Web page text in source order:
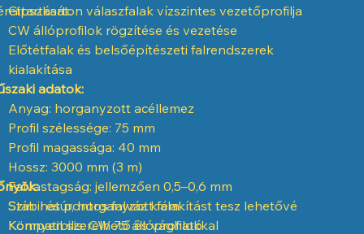
Gipszkarton válaszfalak vízszintes vezetőprofilja
CW állóprofilok rögzítése és vezetése
Előtétfalak és belsőépítészeti falrendszerek
kialakítása
adatok:
Anyag: horganyzott acéllemez
Profil szélessége: 75 mm
Profil magassága: 40 mm
Hossz: 3000 mm (3 m)
Falvastagság: jellemzően 0,5–0,6 mm
Szín: natúr, horganyzott fém
Kompatibilis: CW 75 állóprofilokkal
Stabil és pontos falváz kialakítást tesz lehetővé
Könnyen szerelhető és vágható